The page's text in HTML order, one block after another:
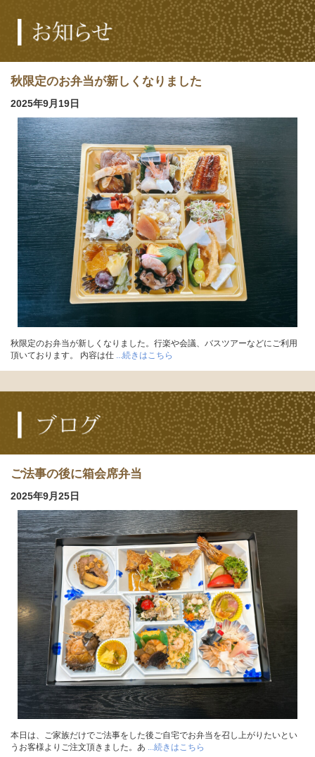
秋限定のお弁当が新しくなりました
2025年9月19日
秋限定のお弁当が新しくなりました。行楽や会議、バスツアーなどにご利用
頂いております。 内容は仕
...続きはこちら
ご法事の後に箱会席弁当
2025年9月25日
本日は、ご家族だけでご法事をした後ご自宅でお弁当を召し上がりたいとい
うお客様よりご注文頂きました。あ ...続きはこちら